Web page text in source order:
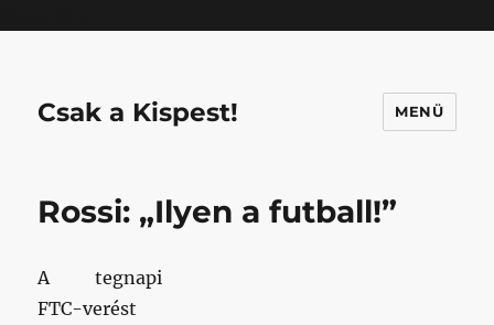
Csak a Kispest! MENÜ
Rossi: „Ilyen a futball!”
A tegnapi
FTC-verést